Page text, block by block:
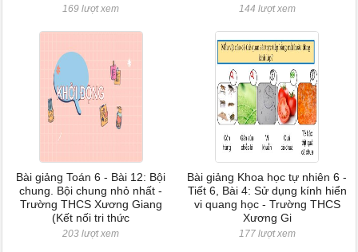
169 lượt xem 144 lượt xem
Bài giảng Toán 6 - Bài 12: Bội
chung. Bội chung nhỏ nhất -
Trường THCS Xương Giang
(Kết nối tri thức
203 lượt xem
Bài giảng Khoa học tự nhiên 6 -
Tiết 6, Bài 4: Sử dụng kính hiển
vi quang học - Trường THCS
Xương Gi
177 lượt xem